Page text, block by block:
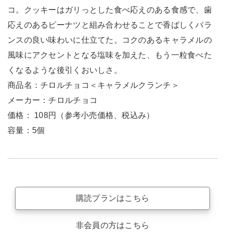
コ。クッキーはガリっとした食べ応えのある食感で、歯
応えのあるピーナツと組み合わせることで香ばしくバラ
ンスの良い味わいに仕立てた。コクのあるキャラメルの
風味にアクセントとなる塩味を加えた、もう一粒食べた
くなるような後引くおいしさ。
商品名：チロルチョコ＜キャラメルクランチ＞
メーカー：チロルチョコ
価格： 108円（参考小売価格、税込み）
容量：5個
購読プランはこちら
非会員の方はこちら